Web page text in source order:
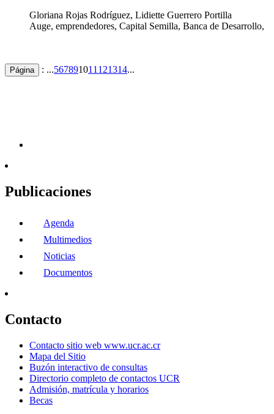
Gloriana Rojas Rodríguez, Lidiette Guerrero Portilla
Auge, emprendedores, Capital Semilla, Banca de Desarrollo,
Página : ...567891011 121314...
Publicaciones
Agenda
Multimedios
Noticias
Documentos
Contacto
Contacto sitio web www.ucr.ac.cr
Mapa del Sitio
Buzón interactivo de consultas
Directorio completo de contactos UCR
Admisión, matrícula y horarios
Becas